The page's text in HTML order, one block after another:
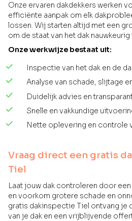
Onze ervaren dakdekkers werken
efficiënte aanpak om elk
lossen. Wij starten altijd met een
om de staat van het dak
Onze werkwijze bestaat uit:
Inspectie van het dak en de
Analyse van schade, slijtage
Duidelijk advies en
Snelle en vakkundige
Nette oplevering en controle
Vraag direct een gratis
Tiel
Laat jouw dak controleren door
en voorkom grotere schade en
gratis dakinspectie Tiel ontvang je
van je dak en een vrijblijvende